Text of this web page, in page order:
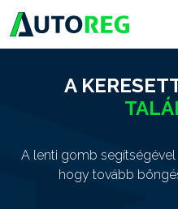
A
A lenti gomb segítségével
hogy tovább